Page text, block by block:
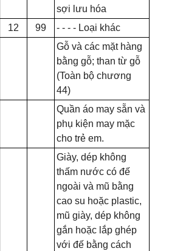
sợi lưu hóa
12 99 - - - - Loại khác
Gỗ và các mặt hàng
bằng gỗ; than từ gỗ
(Toàn bộ chương
44)
Quần áo may sẵn và
phụ kiện may mặc
cho trẻ em.
Giày, dép không
thấm nước có đế
ngoài và mũ bằng
cao su hoặc plastic,
mũ giày, dép không
gắn hoặc lắp ghép
với đế bằng cách